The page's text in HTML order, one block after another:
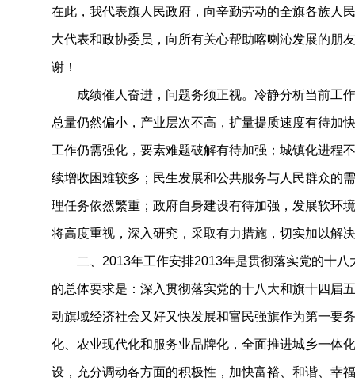
在此，我代表旗人民政府，向辛勤劳动的全旗各族人
大代表和政协委员，向所有关心帮助喀喇沁发展的朋
谢！
成绩催人奋进，问题务须正视。冷静分析当前工作
总量仍然偏小，产业层次不高，扩量提质速度有待加
工作仍需强化，要素难题破解有待加强；城镇化进程
续增收困难较多；民生发展和公共服务与人民群众的
理任务依然繁重；政府自身建设有待加强，发展软环
将高度重视，深入研究，采取有力措施，切实加以解
二、2013年工作安排2013年是贯彻落实党的十八
的总体要求是：深入贯彻落实党的十八大和旗十四届
动旗域经济社会又好又快发展和富民强旗作为第一要
化、农业现代化和服务业品牌化，全面推进城乡一体
设，充分调动各方面的积极性，加快富裕、和谐、幸